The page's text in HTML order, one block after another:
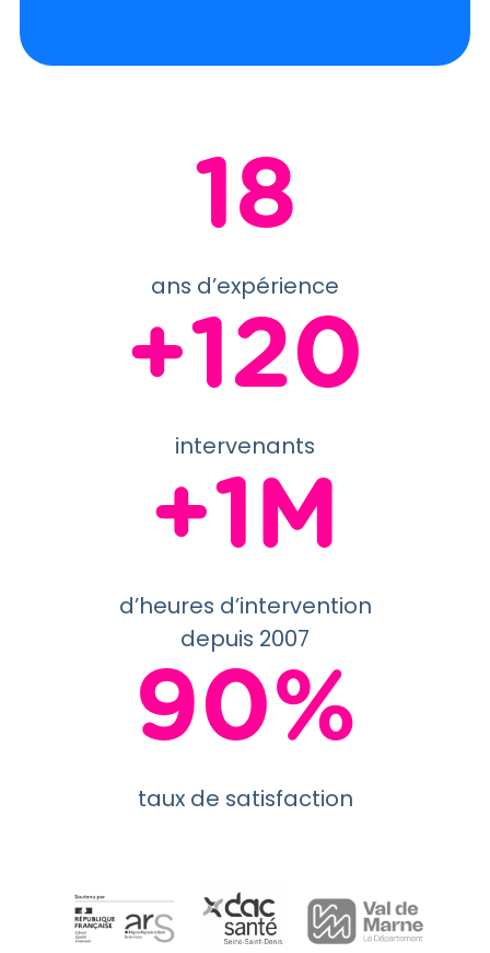
18
ans d’expérience
+120
intervenants
+1M
d’heures d’intervention
depuis 2007
90%
taux de satisfaction